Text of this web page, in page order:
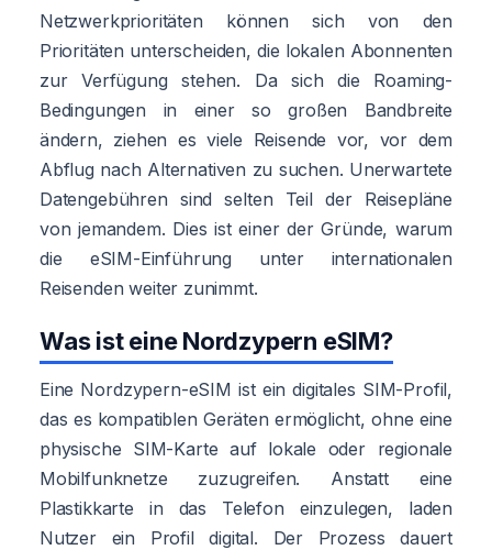
Netzwerkprioritäten können sich von den
Prioritäten unterscheiden, die lokalen Abonnenten
zur Verfügung stehen. Da sich die Roaming-
Bedingungen in einer so großen Bandbreite
ändern, ziehen es viele Reisende vor, vor dem
Abflug nach Alternativen zu suchen. Unerwartete
Datengebühren sind selten Teil der Reisepläne
von jemandem. Dies ist einer der Gründe, warum
die eSIM-Einführung unter internationalen
Reisenden weiter zunimmt.
Was ist eine Nordzypern eSIM?
Eine Nordzypern-eSIM ist ein digitales SIM-Profil,
das es kompatiblen Geräten ermöglicht, ohne eine
physische SIM-Karte auf lokale oder regionale
Mobilfunknetze zuzugreifen. Anstatt eine
Plastikkarte in das Telefon einzulegen, laden
Nutzer ein Profil digital. Der Prozess dauert